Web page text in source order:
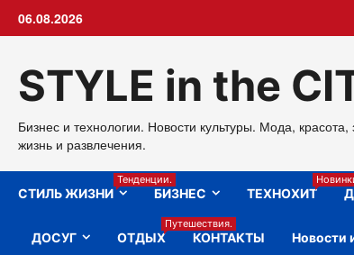
06.08.2026
STYLE in the
Бизнес и технологии. Новости культуры. Мода, красота,
жизнь и развлечения.
СТИЛЬ ЖИЗНИ
Тенденции.
БИЗНЕС ТЕХНОХИТ
ДОСУГ ОТДЫХ
Путешествия.
КОНТАКТЫ Новости